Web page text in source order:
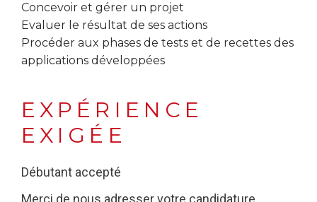
Concevoir et gérer un projet
Evaluer le résultat de ses actions
Procéder aux phases de tests et de recettes des
applications développées
EXPÉRIENCE
EXIGÉE
Débutant accepté
Merci de nous adresser votre candidature.